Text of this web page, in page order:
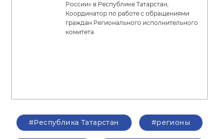
России» в Республике Татарстан,
Координатор по работе с обращениями
граждан Регионального исполнительного
комитета
#Республика Татарстан #регионы